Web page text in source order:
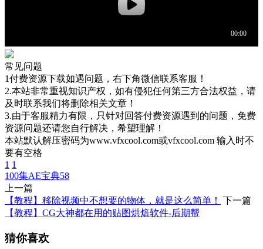
常见问题
1付费资源下载如遇问题，右下角微信联系客服！
2.本站非常重视知识产权，如有侵犯任何第三方合法权益，请
及时联系我们将删除相关文章！
3.由于客服精力有限，只针对回答付费资源遇到的问题，免费
资源问题还请您自行解决，希望理解！
本站默认解压密码为www.vfxcool.com或vfxcool.com 输入时不
要有空格
1 1
100集AE宝典58
上一篇
【教程】移除视频中不想要的物体，就是这么简单！
下一篇
【教程】CG大神都在用的贴图烘焙软件-后期帮
猜你喜欢